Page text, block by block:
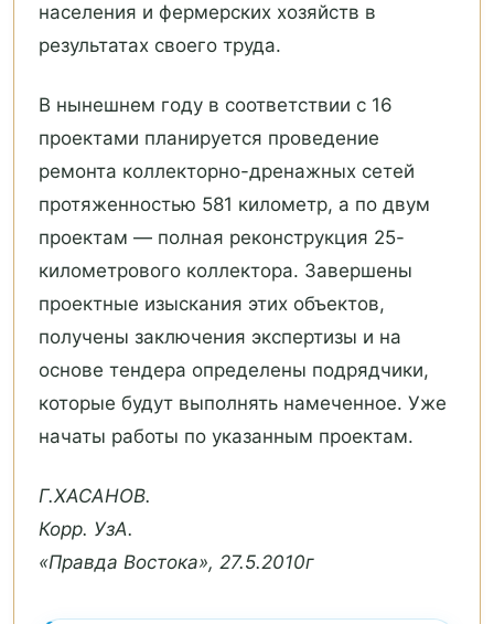
населения и фермерских хозяйств в
результатах своего труда.
В нынешнем году в соответствии с 16
проектами планируется проведение
ремонта коллекторно-дренажных сетей
протяженностью 581 километр, а по двум
проектам — полная реконструкция 25-
километрового коллектора. Завершены
проектные изыскания этих объектов,
получены заключения экспертизы и на
основе тендера определены подрядчики,
которые будут выполнять намеченное. Уже
начаты работы по указанным проектам.
Г.ХАСАНОВ.
Корр. УзА.
«Правда Востока», 27.5.2010г